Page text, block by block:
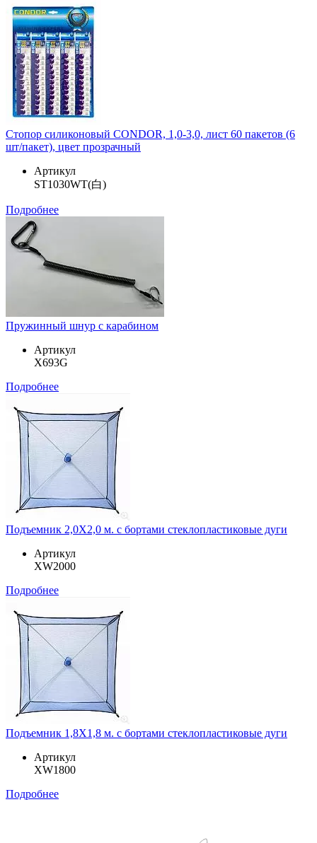
Стопор силиконовый CONDOR, 1,0-3,0, лист 60 пакетов (6
шт/пакет), цвет прозрачный
Артикул
ST1030WT(白)
Подробнее
Пружинный шнур с карабином
Артикул
X693G
Подробнее
Подъемник 2,0Х2,0 м. с бортами стеклопластиковые дуги
Артикул
XW2000
Подробнее
Подъемник 1,8Х1,8 м. с бортами стеклопластиковые дуги
Артикул
XW1800
Подробнее